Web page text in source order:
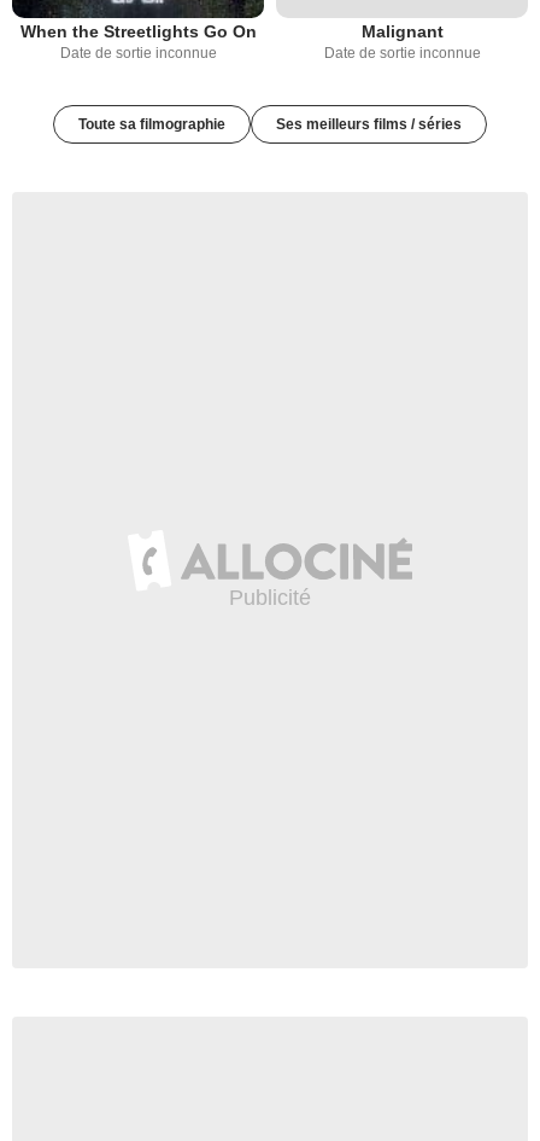
When the Streetlights Go On
Date de sortie inconnue
Malignant
Date de sortie inconnue
Toute sa filmographie Ses meilleurs films / séries